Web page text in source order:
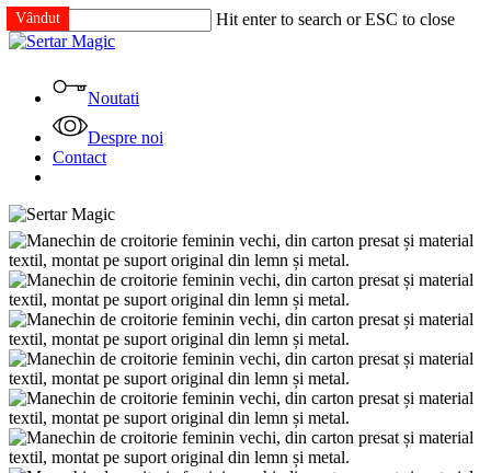
Skip
to
content
Hit enter to search or ESC to close
Close
Noutati
Despre noi
Contact
Vândut
Vândut
Vândut
Vândut
Vândut